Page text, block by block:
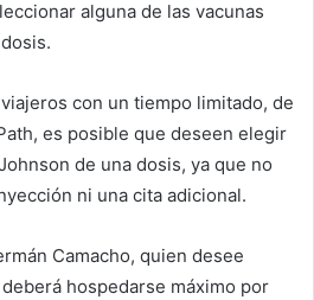
alguna de las vacunas
con un tiempo limitado, de
es posible que deseen elegir
de una dosis, ya que no
ni una cita adicional.
Camacho, quien desee
hospedarse máximo por